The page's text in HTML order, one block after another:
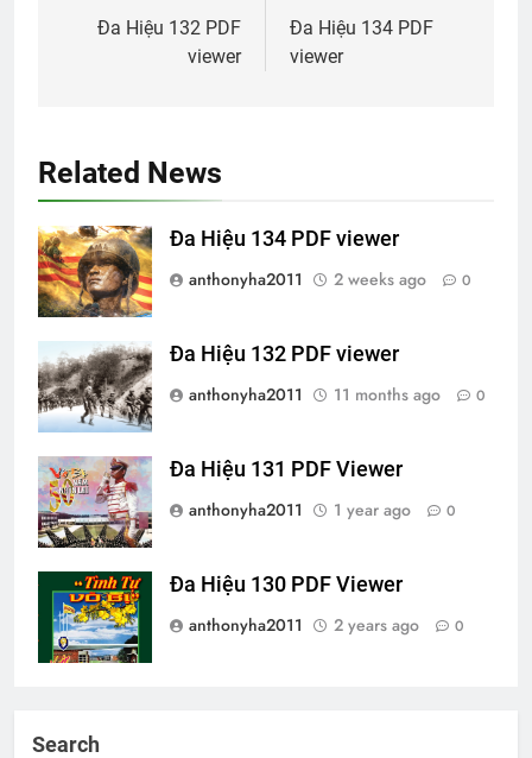
navigation
Đa Hiệu 132 PDF
viewer
Đa Hiệu 134 PDF
viewer
Related News
Đa Hiệu 134 PDF viewer
anthonyha2011
2 weeks ago 0
Đa Hiệu 132 PDF viewer
anthonyha2011
11 months ago 0
Đa Hiệu 131 PDF Viewer
anthonyha2011
1 year ago 0
Đa Hiệu 130 PDF Viewer
anthonyha2011
2 years ago 0
Search